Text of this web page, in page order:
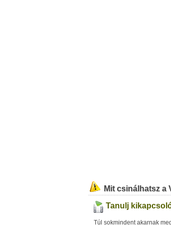
Mit csinálhatsz a
Tanulj
Túl sokmindent akarnak